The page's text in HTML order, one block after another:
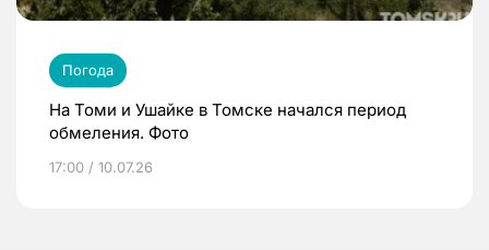
Погода
На Томи и Ушайке в Томске начался период
обмеления. Фото
17:00 / 10.07.26